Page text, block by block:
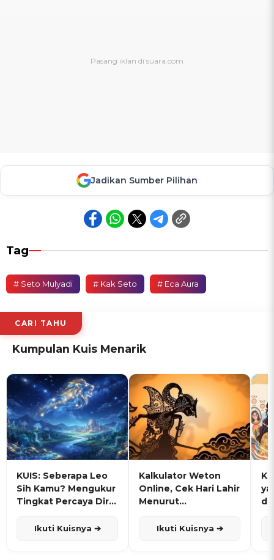
Jadikan Sumber Pilihan
Tag
# Seto Mulyadi # Kak Seto # Eca Aura
CARI TAHU
Kumpulan Kuis Menarik
KUIS: Seberapa Leo
Sih Kamu? Mengukur
Tingkat Percaya Diri
Ikuti Kuisnya ➔
Kalkulator Weton
Online, Cek Hari Lahir
Menurut
Ikuti Kuisnya ➔